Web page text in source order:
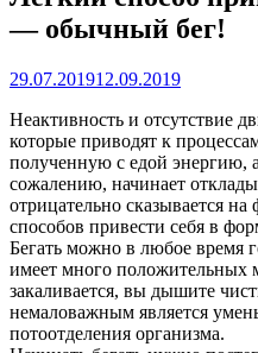
— обычный бег!
29.07.201912.09.2019
Неактивность и отсутствие
которые приводят к
полученную с едой энергию,
сожалению, начинает
отрицательно сказывается
способов привести себя в
Бегать можно в любое время
имеет много положительных
закаливается, вы дышите
немаловажным является
потоотделения организма.